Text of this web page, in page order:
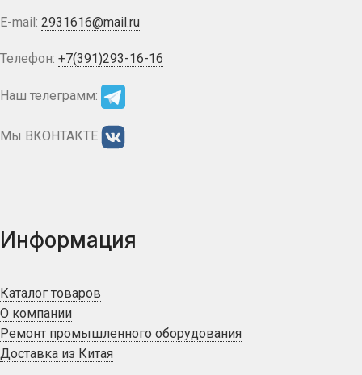
E-mail: 2931616@mail.ru
Телефон: +7(391)293-16-16
Наш телеграмм:
Мы ВКОНТАКТЕ
Информация
Каталог товаров
О компании
Ремонт промышленного оборудования
Доставка из Китая